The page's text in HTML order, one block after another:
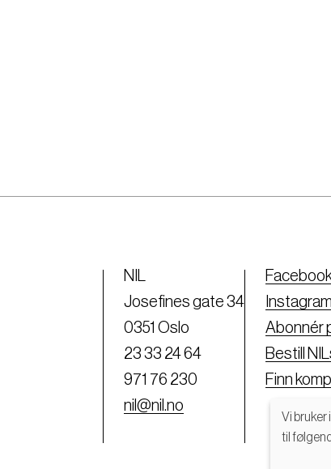
NIL
Josefines gate 34
0351 Oslo
23 33 24 64
971 76 230
nil@nil.no
Instagram
Abonnér
Bestill
Finn
Bruk
Vi
til